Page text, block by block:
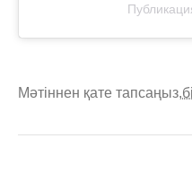
Мәтіннен қате тапсаңыз,